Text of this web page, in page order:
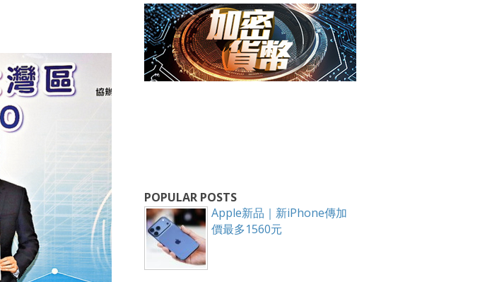
POPULAR POSTS
Apple新品｜新iPhone傳加
價最多1560元
會員
創業懶人包），直達郵箱！